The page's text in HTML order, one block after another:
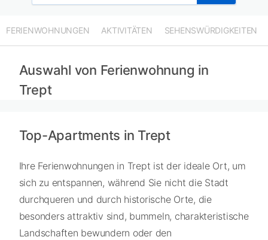
FERIENWOHNUNGEN AKTIVITÄTEN SEHENSWÜRDIGKEITEN
Auswahl von Ferienwohnung in
Trept
Top-Apartments in Trept
Ihre Ferienwohnungen in Trept ist der ideale Ort, um
sich zu entspannen, während Sie nicht die Stadt
durchqueren und durch historische Orte, die
besonders attraktiv sind, bummeln, charakteristische
Landschaften bewundern oder den